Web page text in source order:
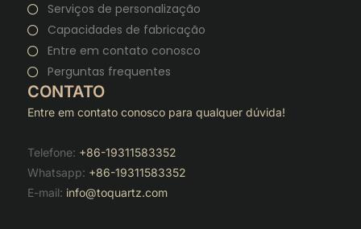
Serviços de personalização
Capacidades de fabricação
Entre em contato conosco
Perguntas frequentes
CONTATO
Entre em contato conosco para qualquer dúvida!
Telefone: +86-19311583352
Whatsapp: +86-19311583352
E-mail: info@toquartz.com